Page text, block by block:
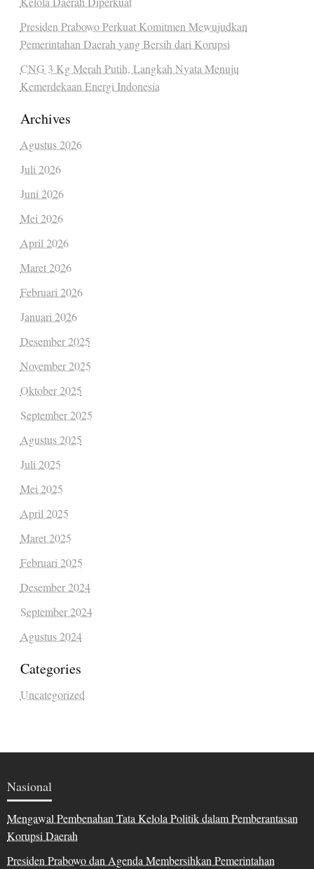
Presiden Prabowo Perkuat Komitmen Mewujudkan
Pemerintahan Daerah yang Bersih dari Korupsi
CNG 3 Kg Merah Putih, Langkah Nyata Menuju
Kemerdekaan Energi Indonesia
Archives
Agustus 2026
Juli 2026
Juni 2026
Mei 2026
April 2026
Maret 2026
Februari 2026
Januari 2026
Desember 2025
November 2025
Oktober 2025
September 2025
Agustus 2025
Juli 2025
Mei 2025
April 2025
Maret 2025
Februari 2025
Desember 2024
September 2024
Agustus 2024
Categories
Uncategorized
Nasional
Mengawal Pembenahan Tata Kelola Politik dalam Pemberantasan
Korupsi Daerah
Presiden Prabowo dan Agenda Membersihkan Pemerintahan